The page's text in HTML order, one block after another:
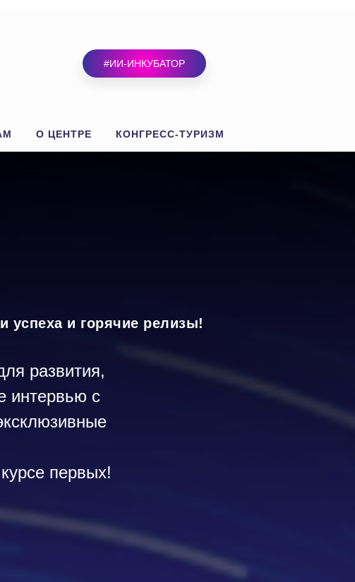
#ИИ-ИНКУБАТОР
О ЦЕНТРЕ КОНГРЕСС-ТУРИЗМ
успеха и горячие релизы!
развития,
интервью с
первых!